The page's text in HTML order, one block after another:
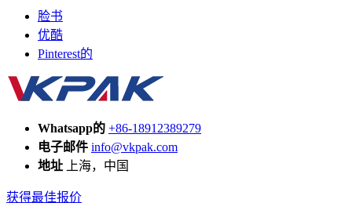
脸书
优酷
Pinterest的
Whatsapp的 +86-18912389279
电子邮件 info@vkpak.com
地址 上海，中国
获得最佳报价